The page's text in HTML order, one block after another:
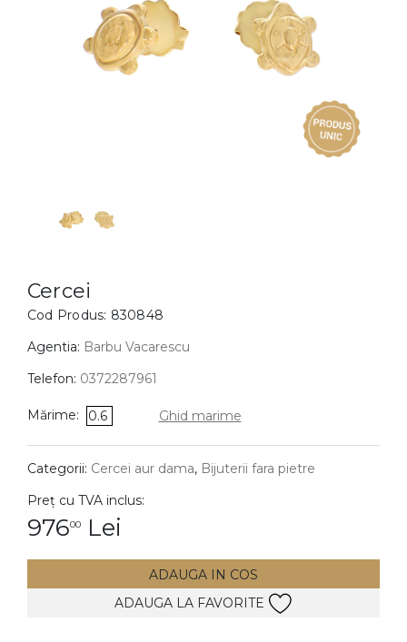
BIJUTERII COPII
Cercei
Bratari
Coliere
Lanturi
Pandantive
DIAMANTE Vezi toate
Cercei
Cercei
Cod Produs: 830848
Agentia: Barbu Vacarescu
Telefon: 0372287961
Mărime: 0.6 Ghid marime
Categorii: Cercei aur dama, Bijuterii fara pietre
Preț cu TVA inclus:
97600 Lei
ADAUGA IN COS
ADAUGA LA FAVORITE